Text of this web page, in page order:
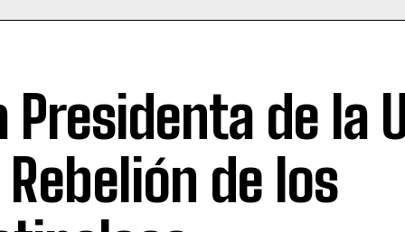
Presidenta de la
de los